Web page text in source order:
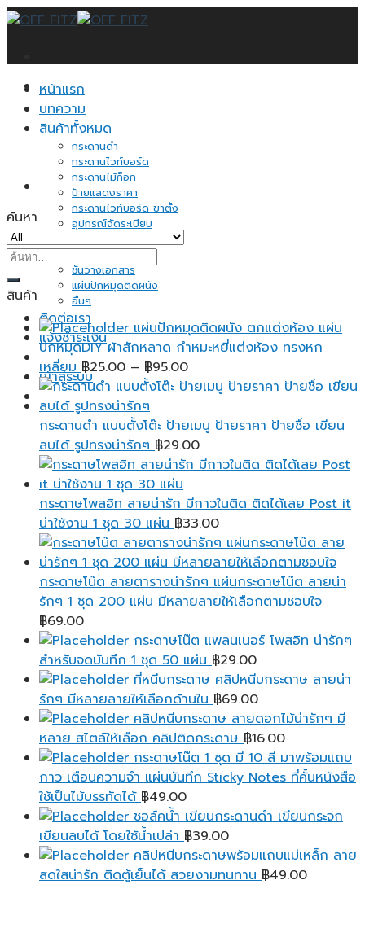
Skip
หน้าแรก
บทความ
สินค้าทั้งหมด
กระดานดำ
กระดานไวท์บอร์ด
กระดานไม้ก็อก
ป้ายแสดงราคา
กระดานไวท์บอร์ด ขาตั้ง
อุปกรณ์จัดระเบียบ
ของใช้ในบ้าน
ชั้นวางเอกสาร
แผ่นปักหมุดติดผนัง
อื่นๆ
ติดต่อเรา
แจ้งชำระเงิน
เข้าสู่ระบบ
ค้นหา
ค้นหา:
สินค้า
แผ่นปักหมุดติดผนัง ตกแต่งห้อง แผ่น
ปักหมุดDIY ผ้าสักหลาด กำหมะหยี่แต่งห้อง ทรงหก
เหลี่ยม ฿25.00 – ฿95.00Price
range:
through
฿95.00
กระดานดำ แบบตั้งโต๊ะ ป้ายเมนู ป้ายราคา ป้ายชื่อ เขียน
ลบได้ รูปทรงน่ารักๆ ฿29.00
กระดาษโพสอิท ลายน่ารัก มีกาวในติด ติดได้เลย Post it
น่าใช้งาน 1 ชุด 30 แผ่น ฿33.00
กระดาษโน๊ต ลายตารางน่ารักๆ แผ่นกระดาษโน๊ต ลายน่า
รักๆ 1 ชุด 200 แผ่น มีหลายลายให้เลือกตามชอบใจ
฿69.00
กระดาษโน๊ต แพลนเนอร์ โพสอิท น่ารักๆ
สำหรับจดบันทึก 1 ชุด 50 แผ่น ฿29.00
ที่หนีบกระดาษ คลิปหนีบกระดาษ ลายน่า
รักๆ มีหลายลายให้เลือกด้านใน ฿69.00
คลิปหนีบกระดาษ ลายดอกไม้น่ารักๆ มี
หลาย สไตล์ให้เลือก คลิปติดกระดาษ ฿16.00
กระดาษโน๊ต 1 ชุด มี 10 สี มาพร้อมแถบ
กาว เตือนความจํา แผ่นบันทึก Sticky Notes ที่คั้นหนังสือ
ใช้เป็นไม้บรรทัดได้ ฿49.00
ชอล์คน้ำ เขียนกระดานดำ เขียนกระจก
เขียนลบได้ โดยใช้น้ำเปล่า ฿39.00
คลิปหนีบกระดาษพร้อมแถบแม่เหล็ก ลาย
สดใสน่ารัก ติดตู้เย็นได้ สวยงามทนทาน ฿49.00